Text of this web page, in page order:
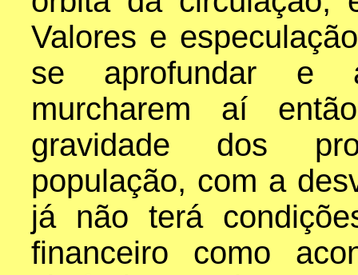
Valores e
se aprofundar e
murcharem aí
gravidade dos
população, com a
já não terá
financeiro como